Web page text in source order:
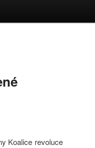
Koalice revoluce